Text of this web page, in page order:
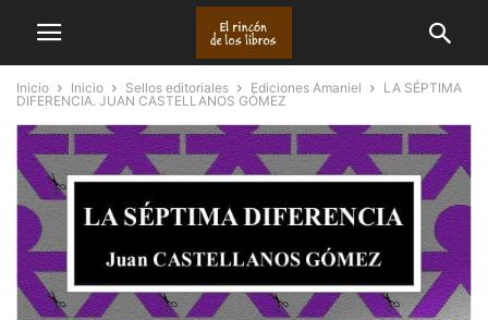
Inicio Inicio Sellos editoriales Ediciones Amaniel
LA SÉPTIMA
DIFERENCIA. JUAN CASTELLANOS GÓMEZ